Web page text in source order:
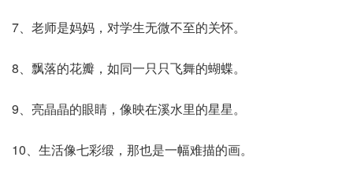
7、老师是妈妈，对学生无微不至的关怀。
8、飘落的花瓣，如同一只只飞舞的蝴蝶。
9、亮晶晶的眼睛，像映在溪水里的星星。
10、生活像七彩缎，那也是一幅难描的画。